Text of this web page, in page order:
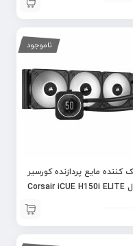
ناموجود
کننده مایع پردازنده کورسیر
مدل Corsair iCUE H150i ELITE